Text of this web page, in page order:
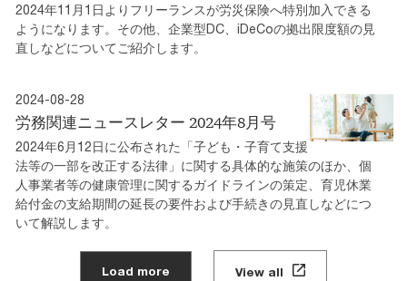
2024年11月1日よりフリーランスが労災保険へ特別加入できる
ようになります。その他、企業型DC、iDeCoの拠出限度額の見
直しなどについてご紹介します。
2024-08-28
労務関連ニュースレター 2024年8月号
2024年6月12日に公布された「子ども・子育て支援
法等の一部を改正する法律」に関する具体的な施策のほか、個
人事業者等の健康管理に関するガイドラインの策定、育児休業
給付金の支給期間の延長の要件および手続きの見直しなどにつ
いて解説します。
Load more View all